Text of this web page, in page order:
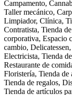
Campamento,
Taller mecánico,
Limpiador, Clínica,
Contratista, Tienda
corporativa, Espacio
cambio,
Electricista, Tienda
Restaurante de
Floristería, Tienda de
Tienda de regalos,
Tienda de artículos